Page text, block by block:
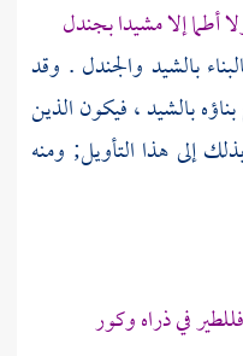
أطما إلا مشيدا بجندل
بالشيد والجندل . وقد
بالشيد ، فيكون الذين
إلى هذا التأويل; ومنه
في ذراه وكور